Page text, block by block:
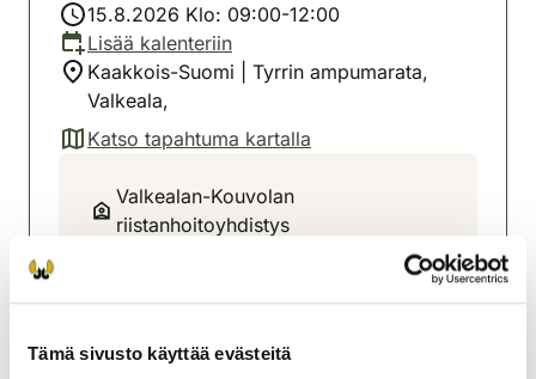
Tämä sivusto käyttää evästeitä
15.8.2026 Klo: 09:00-12:00
Lisää kalenteriin
Kaakkois-Suomi | Tyrrin ampumarata,
Valkeala,
Katso tapahtuma kartalla
(avautuu uuteen välilehteen)
Valkealan-Kouvolan
riistanhoitoyhdistys
valkeala-kouvola@rhy.riista.fi